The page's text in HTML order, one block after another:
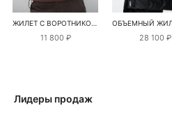
ЖИЛЕТ С ВОРОТНИКОМ-СТОЙКОЙ
11 800 ₽ 28 100 ₽
Лидеры продаж